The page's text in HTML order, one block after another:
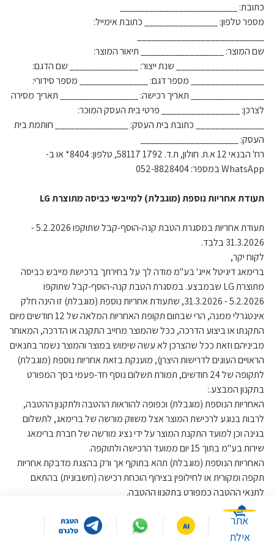
כתובת: ________________________
מספר טלפון: _______________ כתובת אימייל:
שם המוצר: _________________ תיאור המוצר:
__________________ שנת ייצור: ______________ שם הדגם:
_______________ מספר דגם: ______________ מספר סידורי:
_______________ תאריך רכישה: ________________ תאריך מסירה
לצרכן: ________________ פרטי בית העסק המוכר:
______________ כתובת בית העסק: _______________ חותמת בית
העסק: ____________________
רח' הבנאי 12 א.ת. חולון, ת.ד. 1792 58117, טלפון: 8404* או ב-
WhatsApp במספר: 052-8828404
תעודת אחריות נוספת (מוגבלת) למייבשי כביסה מתוצרת LG
תעודת אחריות במסגרת הטבת קנה-הוסף-קבל שתוקפו 5.2.2026 -
31.3.2026 בלבד.
לקוח יקר,
ברימאג דיגיטל אייג' בע"מ מודה לך על בחירתך ברכישת מייבש כביסה
מתוצרת LG שבמבצע. במסגרת הטבת קנה-הוסף-קבל שתוקפו
5.2.2026 - 31.3.2026, שתעודת אחריות נוספת (מוגבלת) זו הינה חלק
אינטגרלי ממנה, הרי שבתום תקופת האחריות המלאה של 12 חודשים מיום
התקנתו או ביצוע הדרכה, ככל שהמוצר מחייב התקנה או הדרכה, המאוחר
מביניהם וזאת ככל שהצרכן לא עשה שימוש במוצר והמוצר נשמר בתנאים
הראויים העונים לדרישות היצרן), מוענקת בזאת אחריות נוספת (מוגבלת)
לתקופה של 24 חודשים, תמורת תשלום נוסף חד-פעמי בסך המפורט
בתקנון המבצע.:
האחריות הנוספת (מוגבלת) וכפופה להוראות ההטבה ולתקנון ההטבה,
לרבות בנוגע לרכישת המוצר אצל משווק מורשה של ברימאג, לתשלום
בגינה וכן למועד התקנת המוצר על ידי נציג מורשה של חברת ברימאג
שירות בע"מ בתוך 15 יום ממועד הרכישה ולתוקפה.
האחריות הנוספת (מוגבלת) תהא בתוקף אך ורק בהצגת מדבקת אחריות
תקפה ומקורית או לחילופין בצירוף הוכחת רכישה (חשבונית) בהתאם
לתנאי ההטבה כמפורט בתקנון ההטבה.
תנאי האחריות הנוספת (מוגבלת) יהיו זהים לתעודת האחריות המקורית
שנתקבלה עם רכישת המוצר, למעט כדלקמן:
- הקלקול נגרם על ידי שימוש הנוגד את הוראות השימוש שנמסרו בכתב
אתר
אילת